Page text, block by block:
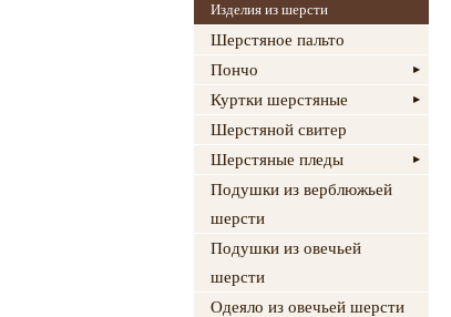
Изделия из шерсти
Шерстяное пальто
Пончо
Куртки шерстяные
Шерстяной свитер
Шерстяные пледы
Подушки из верблюжьей
шерсти
Подушки из овечьей
шерсти
Одеяло из овечьей шерсти